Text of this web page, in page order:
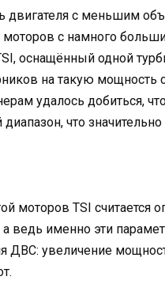
с меньшим
с намного
оснащённый одной
на такую мощность
удалось добиться,
что
моторов TSI считается
ведь именно эти
ДВС: увеличение